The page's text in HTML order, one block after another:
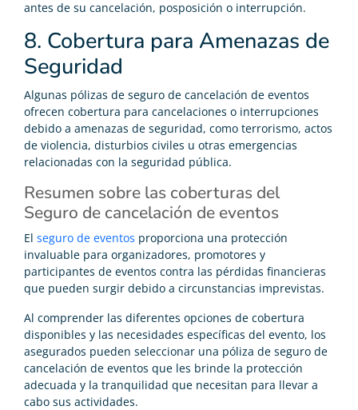
antes de su cancelación, posposición o interrupción.
8. Cobertura para Amenazas de
Seguridad
Algunas pólizas de seguro de cancelación de eventos
ofrecen cobertura para cancelaciones o interrupciones
debido a amenazas de seguridad, como terrorismo, actos
de violencia, disturbios civiles u otras emergencias
relacionadas con la seguridad pública.
Resumen sobre las coberturas del
Seguro de cancelación de eventos
El seguro de eventos proporciona una protección
invaluable para organizadores, promotores y
participantes de eventos contra las pérdidas financieras
que pueden surgir debido a circunstancias imprevistas.
Al comprender las diferentes opciones de cobertura
disponibles y las necesidades específicas del evento, los
asegurados pueden seleccionar una póliza de seguro de
cancelación de eventos que les brinde la protección
adecuada y la tranquilidad que necesitan para llevar a
cabo sus actividades.